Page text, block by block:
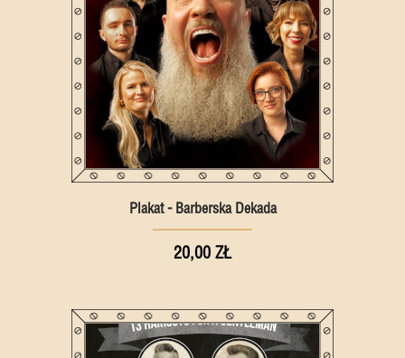
Plakat - Barberska Dekada
20,00 ZŁ